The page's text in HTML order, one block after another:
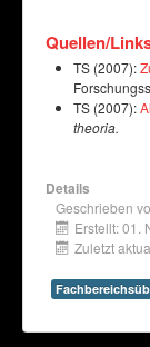
Quellen/
TS (2007):
TS (2007):
theoria.
Details
Geschrieben
Erstellt: 01.
Zuletzt